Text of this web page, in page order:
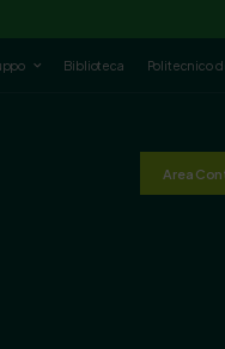
Biblioteca Politecnico
Area